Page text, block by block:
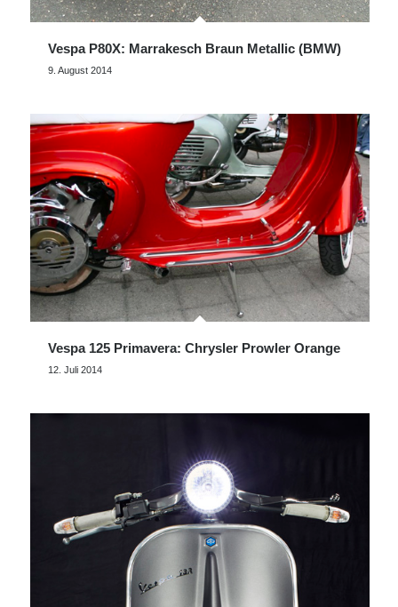
Vespa P80X: Marrakesch Braun Metallic (BMW)
9. August 2014
Vespa 125 Primavera: Chrysler Prowler Orange
12. Juli 2014